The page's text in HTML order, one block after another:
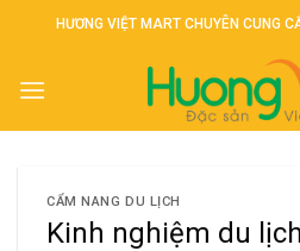
HƯƠNG VIỆT MART CHUYÊN CUNG
CẨM NANG DU LỊCH
Kinh nghiệm du